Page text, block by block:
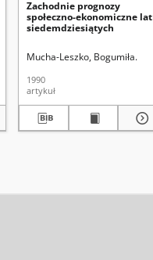
Zachodnie prognozy
społeczno-ekonomiczne lat
siedemdziesiątych
Mucha-Leszko, Bogumiła.
1990
artykuł